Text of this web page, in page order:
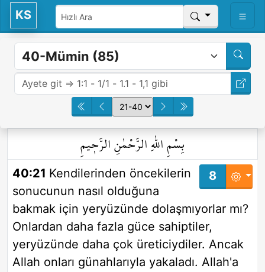
KS
بِسْمِ اللّٰهِ الرَّحْمٰنِ الرَّح۪يمِ
8
40:21 Kendilerinden öncekilerin
sonucunun nasıl olduğuna
bakmak için yeryüzünde dolaşmıyorlar mı?
Onlardan daha fazla güce sahiptiler,
yeryüzünde daha çok üreticiydiler. Ancak
Allah onları günahlarıyla yakaladı. Allah'a